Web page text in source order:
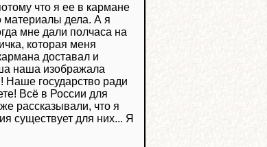
что я ее в кармане
материалы дела. А я
мне дали полчаса на
которая меня
доставал и
наша изображала
государство ради
Всё в России для
рассказывали, что я
существует для них... Я